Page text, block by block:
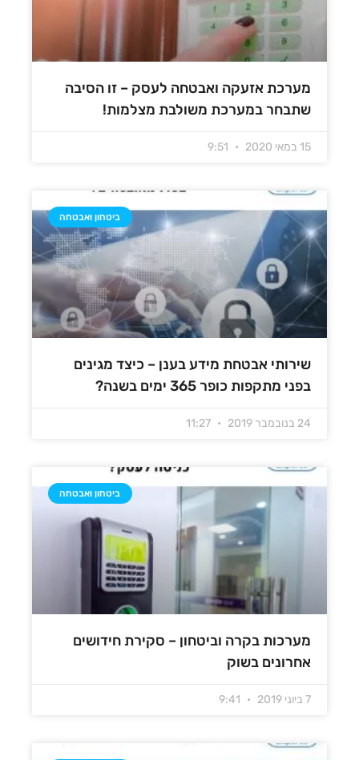
מערכת אזעקה ואבטחה לעסק – זו הסיבה
שתבחר במערכת משולבת מצלמות!
15 במאי 2020
ביטחון ואבטחה
שירותי אבטחת מידע בענן – כיצד מגינים
בפני מתקפות כופר 365 ימים בשנה?
24 בנובמבר 2019
ביטחון ואבטחה
מערכות בקרה וביטחון – סקירת חידושים
אחרונים בשוק
7 ביוני 2019